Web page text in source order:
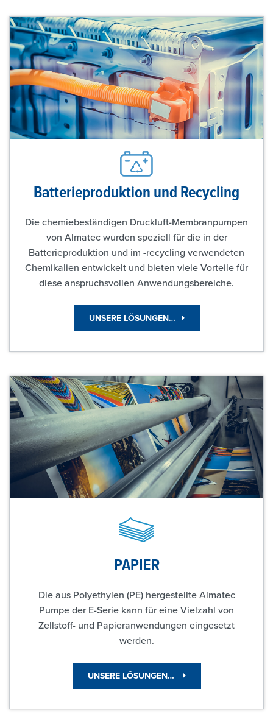
Batterieproduktion und Recycling
Die chemiebeständigen Druckluft-Membranpumpen
von Almatec wurden speziell für die in der
Batterieproduktion und im -recycling verwendeten
Chemikalien entwickelt und bieten viele Vorteile für
diese anspruchsvollen Anwendungsbereiche.
UNSERE LÖSUNGEN…
PAPIER
Die aus Polyethylen (PE) hergestellte Almatec
Pumpe der E-Serie kann für eine Vielzahl von
Zellstoff- und Papieranwendungen eingesetzt
werden.
UNSERE LÖSUNGEN…